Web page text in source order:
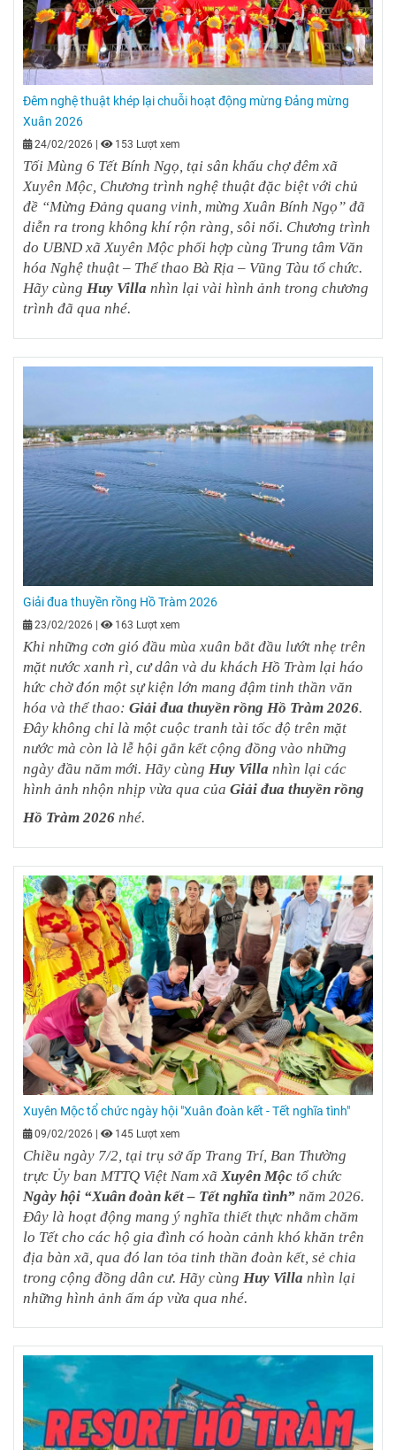
Đêm nghệ thuật khép lại chuỗi hoạt động mừng Đảng mừng
Xuân 2026
24/02/2026 153 Lượt xem
Tối Mùng 6 Tết Bính Ngọ, tại sân khấu chợ đêm xã
Xuyên Mộc, Chương trình nghệ thuật đặc biệt với chủ
đề “Mừng Đảng quang vinh, mừng Xuân Bính Ngọ” đã
diễn ra trong không khí rộn ràng, sôi nổi. Chương trình
do UBND xã Xuyên Mộc phối hợp cùng Trung tâm Văn
hóa Nghệ thuật – Thể thao Bà Rịa – Vũng Tàu tổ chức.
Hãy cùng Huy Villa nhìn lại vài hình ảnh trong chương
trình đã qua nhé.
Giải đua thuyền rồng Hồ Tràm 2026
23/02/2026 | 163 Lượt xem
Khi những cơn gió đầu mùa xuân bắt đầu lướt nhẹ trên
mặt nước xanh rì, cư dân và du khách Hồ Tràm lại háo
hức chờ đón một sự kiện lớn mang đậm tinh thần văn
hóa và thể thao: Giải đua thuyền rồng Hồ Tràm 2026.
Đây không chỉ là một cuộc tranh tài tốc độ trên mặt
nước mà còn là lễ hội gắn kết cộng đồng vào những
ngày đầu năm mới. Hãy cùng Huy Villa nhìn lại các
hình ảnh nhộn nhịp vừa qua của Giải đua thuyền rồng
Hồ Tràm 2026 nhé.
Xuyên Mộc tổ chức ngày hội "Xuân đoàn kết - Tết nghĩa tình"
09/02/2026 | 145 Lượt xem
Chiều ngày 7/2, tại trụ sở ấp Trang Trí, Ban Thường
trực Ủy ban MTTQ Việt Nam xã Xuyên Mộc tổ chức
Ngày hội “Xuân đoàn kết – Tết nghĩa tình” năm 2026.
Đây là hoạt động mang ý nghĩa thiết thực nhằm chăm
lo Tết cho các hộ gia đình có hoàn cảnh khó khăn trên
địa bàn xã, qua đó lan tỏa tinh thần đoàn kết, sẻ chia
trong cộng đồng dân cư. Hãy cùng Huy Villa nhìn lại
những hình ảnh ấm áp vừa qua nhé.